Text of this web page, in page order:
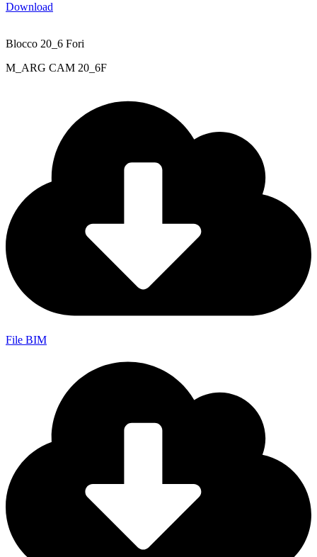
Download
Blocco 20_6 Fori
M_ARG CAM 20_6F
File BIM